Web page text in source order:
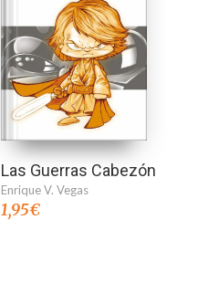
Las Guerras Cabezón
Enrique V. Vegas
1,95€